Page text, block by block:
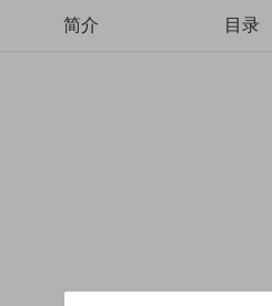
简介 目录